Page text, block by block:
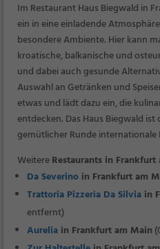
Im Restaurant Haus Biegwald in
ein in eine einladende
besondere Ambiente. Hier kann
kroatische, balkanische und
und dabei auch gesunde
Auswahl an Getränken und
etwas und lädt dazu ein, die
entdecken. Das Haus Biegwald
gemütlicher Runde
WeitereRestaurants in
Da Severino in Frankfurt am
Trattoria Pizzeria Da Silvia in
entfernt)
Aurelia in Frankfurt am Main